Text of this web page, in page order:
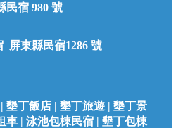
民宿 980 號
東縣民宿1286 號
墾丁飯店 | 墾丁旅遊 | 墾丁景
車 | 泳池包棟民宿 | 墾丁包棟